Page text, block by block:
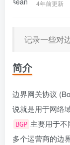
4年前更新
记录一些对
简介
边界网关协议
说就是用于网络
BGP 主要用于
多个运营商的边